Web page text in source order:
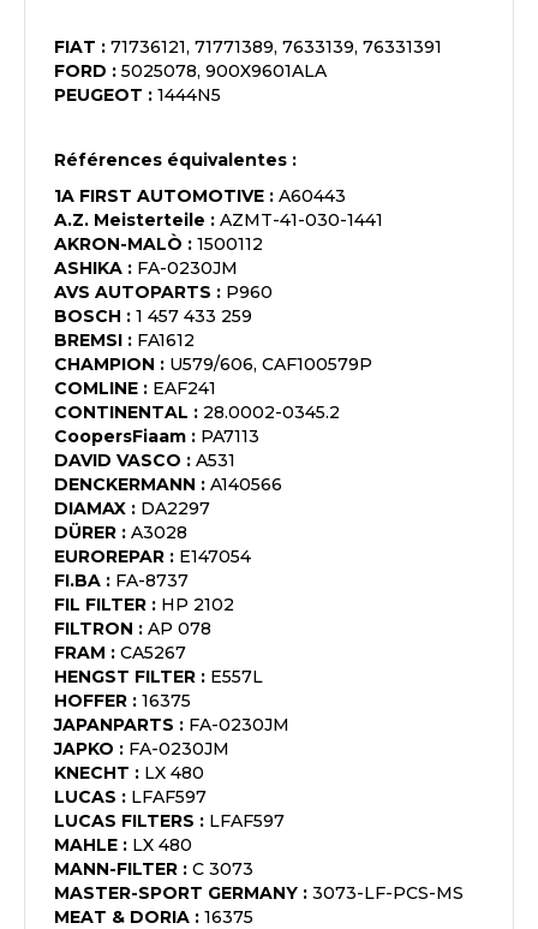
FIAT : 71736121, 71771389, 7633139, 76331391
FORD : 5025078, 900X9601ALA
PEUGEOT : 1444N5
Références équivalentes :
1A FIRST AUTOMOTIVE : A60443
A.Z. Meisterteile : AZMT-41-030-1441
AKRON-MALÒ : 1500112
ASHIKA : FA-0230JM
AVS AUTOPARTS : P960
BOSCH : 1 457 433 259
BREMSI : FA1612
CHAMPION : U579/606, CAF100579P
COMLINE : EAF241
CONTINENTAL : 28.0002-0345.2
CoopersFiaam : PA7113
DAVID VASCO : A531
DENCKERMANN : A140566
DIAMAX : DA2297
DÜRER : A3028
EUROREPAR : E147054
FI.BA : FA-8737
FIL FILTER : HP 2102
FILTRON : AP 078
FRAM : CA5267
HENGST FILTER : E557L
HOFFER : 16375
JAPANPARTS : FA-0230JM
JAPKO : FA-0230JM
KNECHT : LX 480
LUCAS : LFAF597
LUCAS FILTERS : LFAF597
MAHLE : LX 480
MANN-FILTER : C 3073
MASTER-SPORT GERMANY : 3073-LF-PCS-MS
MEAT & DORIA : 16375